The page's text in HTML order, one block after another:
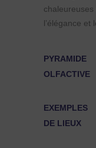
Précieux
l’élégance et
PYRAMIDE
OLFACTIVE
EXEMPLES
DE LIEUX